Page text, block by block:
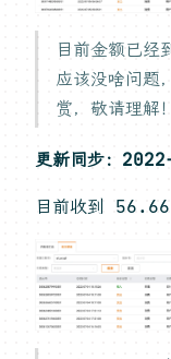
目前金额已经
应该没啥问题
赏，敬请理解！
更新同步：
目前收到 56.66